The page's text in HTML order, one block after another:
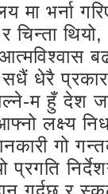
मा भर्ना
चिन्ता
धेरै
म हुँ देश
लक्ष्य
गो
प्रगति